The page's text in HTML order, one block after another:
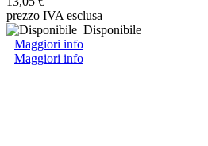
prezzo IVA esclusa
Disponibile
Maggiori info
Maggiori info